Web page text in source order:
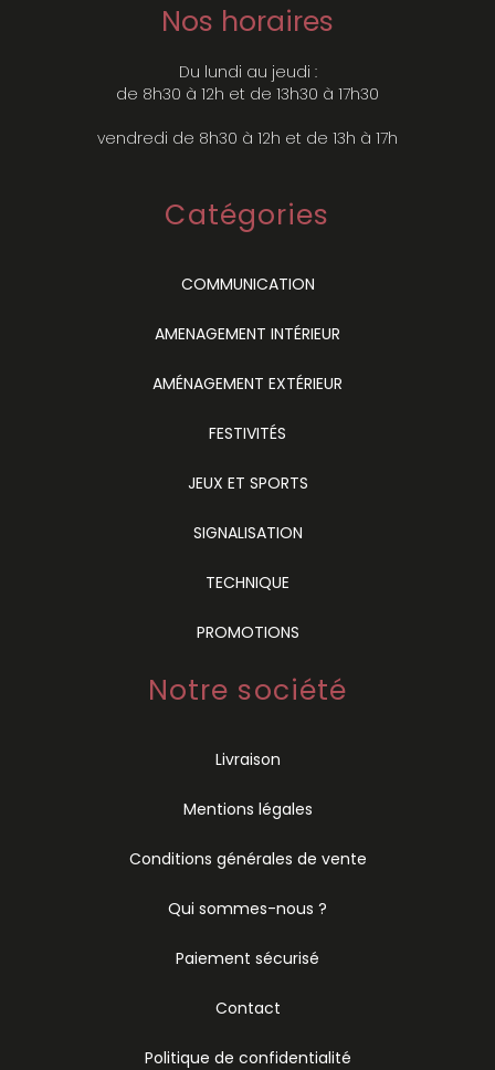
Nos horaires
Du lundi au jeudi :
de 8h30 à 12h et de 13h30 à 17h30
vendredi de 8h30 à 12h et de 13h à 17h
Catégories
COMMUNICATION
AMENAGEMENT INTÉRIEUR
AMÉNAGEMENT EXTÉRIEUR
FESTIVITÉS
JEUX ET SPORTS
SIGNALISATION
TECHNIQUE
PROMOTIONS
Notre société
Livraison
Mentions légales
Conditions générales de vente
Qui sommes-nous ?
Paiement sécurisé
Contact
Politique de confidentialité